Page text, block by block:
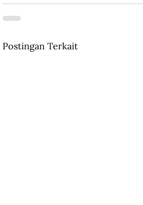
Postingan Terkait